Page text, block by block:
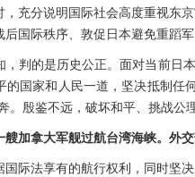
充分说明国际社会高度重视东
国际秩序、敦促日本避免重蹈
判的是历史公正。面对当前日
的国家和人民一道，坚决抵制
。殷鉴不远，破坏和平、挑战
加拿大军舰过航台湾海峡。外
际法享有的航行权利，同时坚